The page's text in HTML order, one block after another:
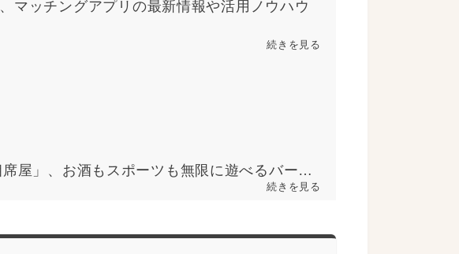
マッチングアプリの最新情報や活用ノウハウ
続きを見る
屋」、お酒もスポーツも無限に遊べるバー
開する株式会社セクションエイトの代表取締
続きを見る